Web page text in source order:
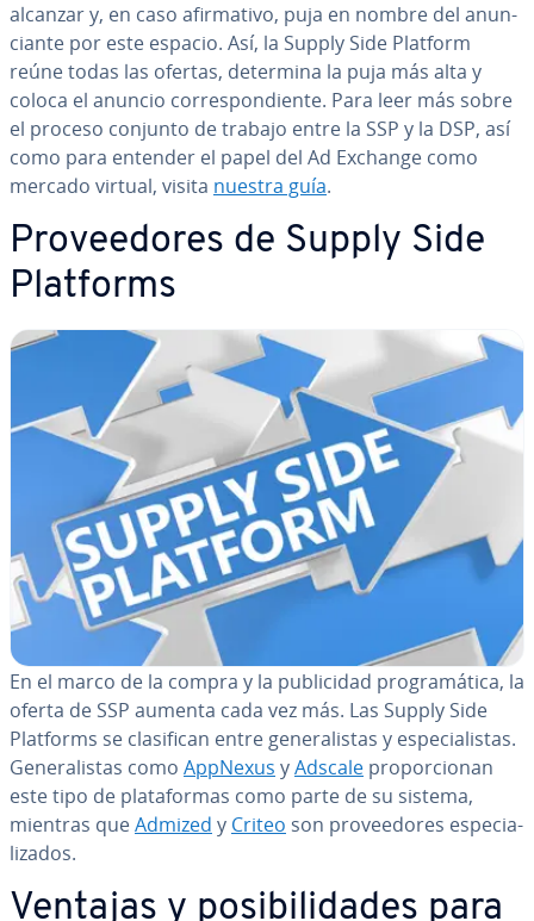
alcanzar y, en caso afi­r­ma­ti­vo, puja en nombre del anu­n­
cia­n­te por este espacio. Así, la Supply Side Platform
reúne todas las ofertas, determina la puja más alta y
coloca el anuncio co­rre­s­po­n­die­n­te. Para leer más sobre
el proceso conjunto de trabajo entre la SSP y la DSP, así
como para entender el papel del Ad Exchange como
mercado virtual, visita nuestra guía.
Pro­vee­do­res de Supply Side
Platforms
En el marco de la compra y la pu­bli­ci­dad pro­gra­má­ti­ca, la
oferta de SSP aumenta cada vez más. Las Supply Side
Platforms se cla­si­fi­can entre ge­ne­ra­li­s­tas y es­pe­cia­li­s­tas.
Ge­ne­ra­li­s­tas como AppNexus yAdscale pro­po­r­cio­nan
este tipo de pla­ta­fo­r­mas como parte de su sistema,
mientras queAdmized y Criteo son pro­vee­do­res es­pe­cia­
li­za­dos.
Ventajas y po­si­bi­li­da­des para